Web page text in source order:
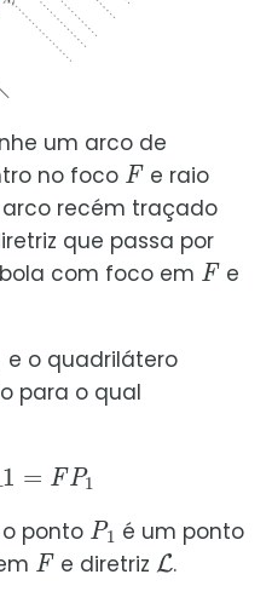
um arco de
no foco
F
e raio
recém traçado
que passa por
com foco em
F
e
e o quadrilátero
para o qual
ponto
P1
é um ponto
F
e diretriz
L
.